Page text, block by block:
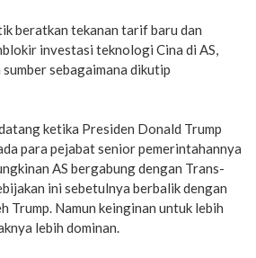
beratkan tekanan tarif baru dan
investasi teknologi Cina di AS,
sebagaimana dikutip
ketika Presiden Donald Trump
para pejabat senior pemerintahannya
AS bergabung dengan Trans-
ini sebetulnya berbalik dengan
Trump. Namun keinginan untuk lebih
lebih dominan.